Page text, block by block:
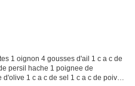
1 oignon 4 gousses d'ail 1 c a c de
persil hache 1 poignee de
1 c a c de sel 1 c a c de poivre